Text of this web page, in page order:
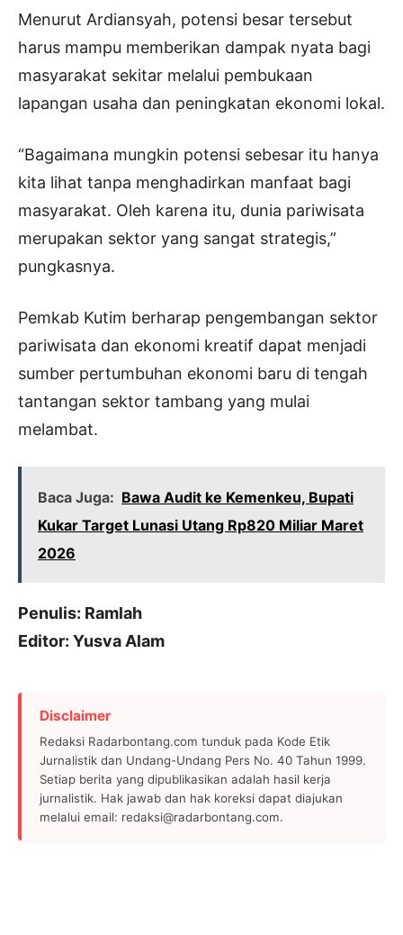
Menurut Ardiansyah, potensi besar tersebut
harus mampu memberikan dampak nyata bagi
masyarakat sekitar melalui pembukaan
lapangan usaha dan peningkatan ekonomi lokal.
“Bagaimana mungkin potensi sebesar itu hanya
kita lihat tanpa menghadirkan manfaat bagi
masyarakat. Oleh karena itu, dunia pariwisata
merupakan sektor yang sangat strategis,”
pungkasnya.
Pemkab Kutim berharap pengembangan sektor
pariwisata dan ekonomi kreatif dapat menjadi
sumber pertumbuhan ekonomi baru di tengah
tantangan sektor tambang yang mulai
melambat.
Baca Juga: Bawa Audit ke Kemenkeu, Bupati
Kukar Target Lunasi Utang Rp820 Miliar Maret
2026
Penulis: Ramlah
Editor: Yusva Alam
Disclaimer
Redaksi Radarbontang.com tunduk pada Kode Etik
Jurnalistik dan Undang-Undang Pers No. 40 Tahun 1999.
Setiap berita yang dipublikasikan adalah hasil kerja
jurnalistik. Hak jawab dan hak koreksi dapat diajukan
melalui email: redaksi@radarbontang.com.